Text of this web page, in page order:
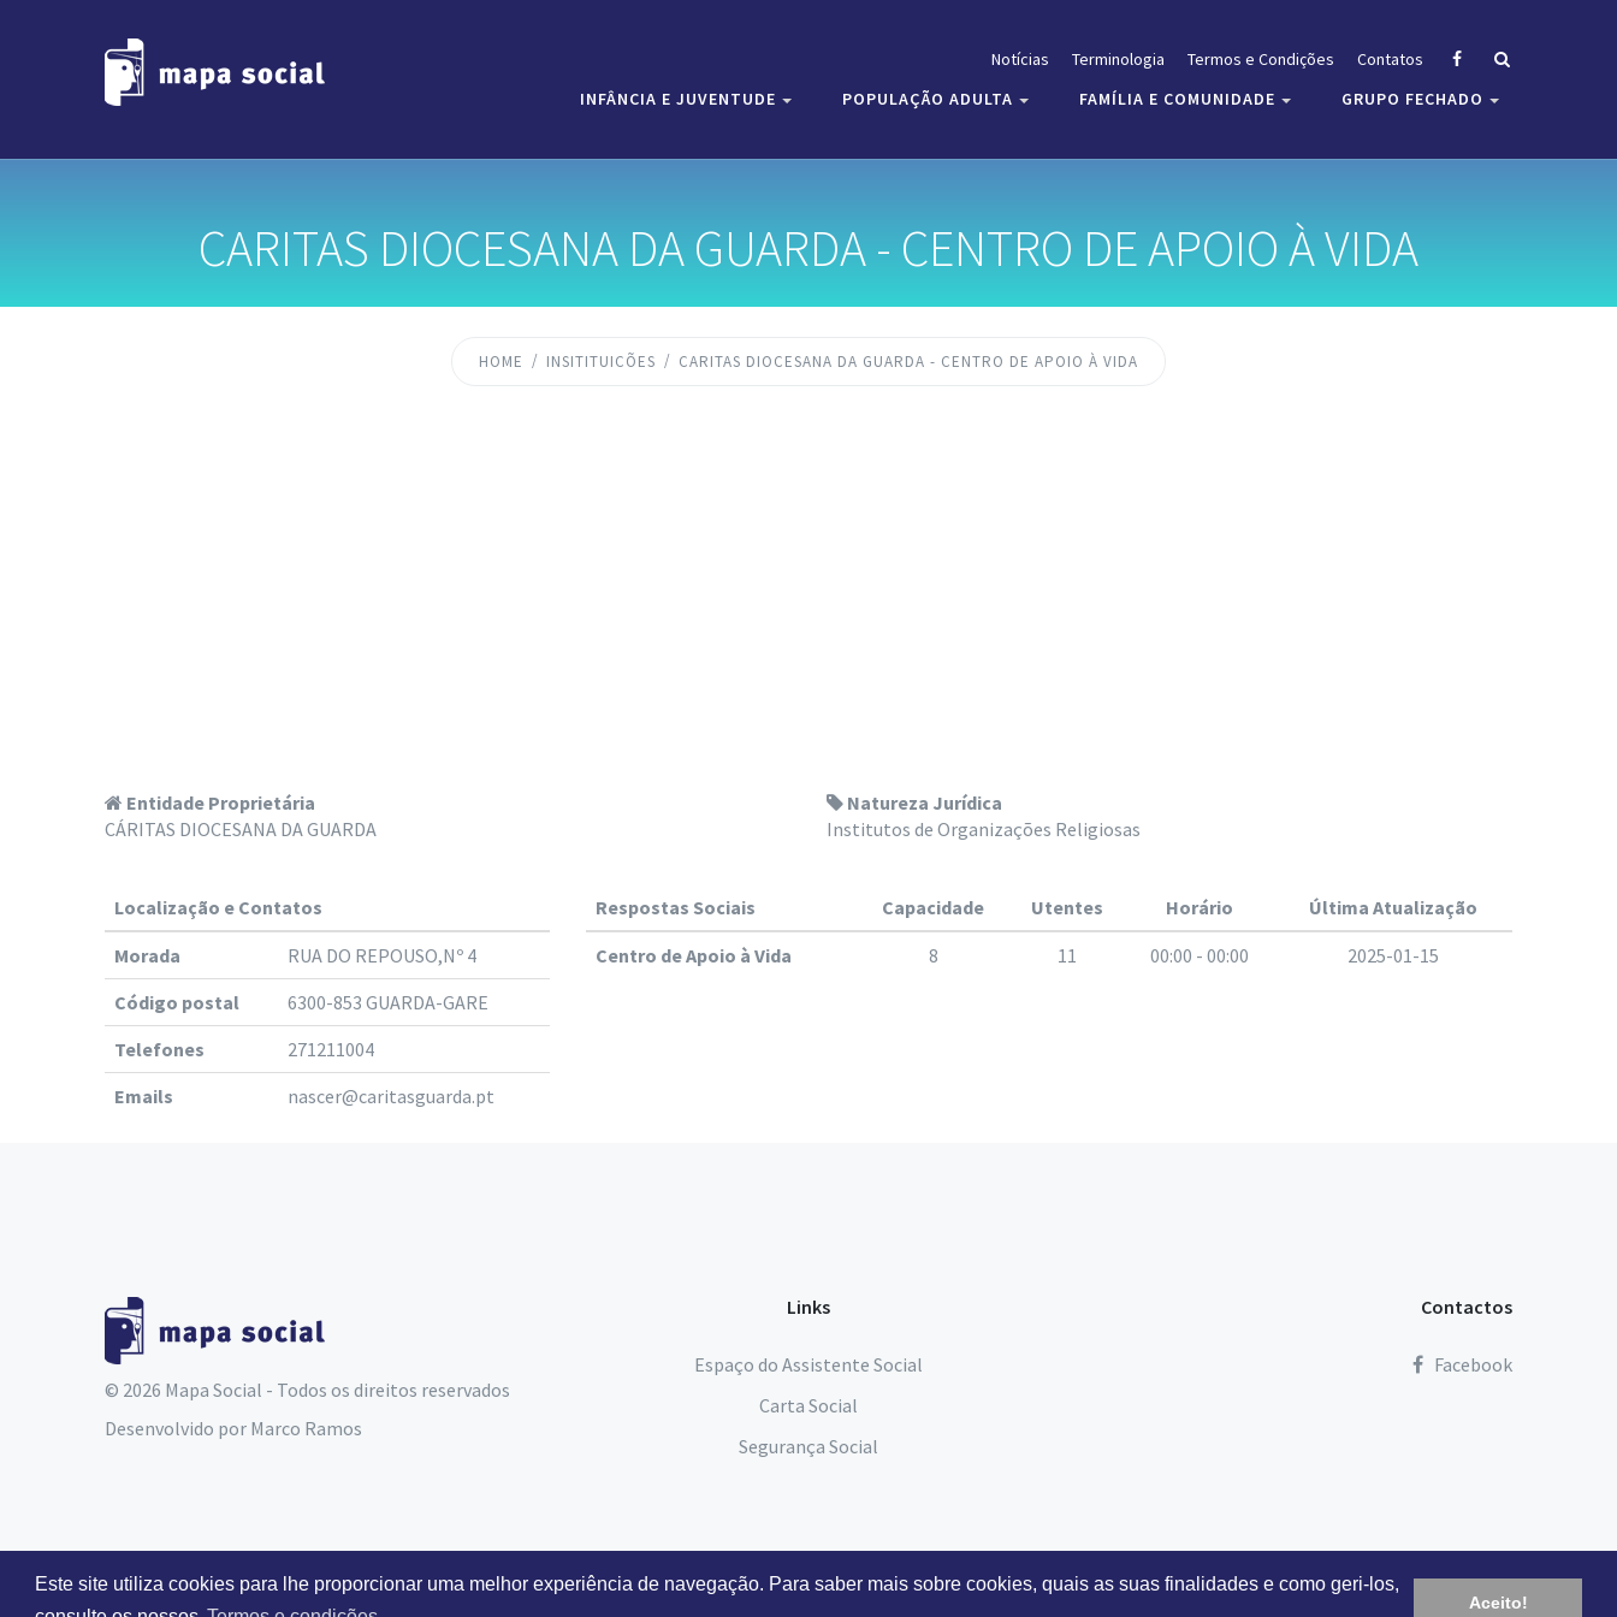
Este site utiliza cookies para lhe proporcionar uma melhor experiência de navegação. Para saber mais sobre cookies, quais as suas finalidades e como geri-los,
Aceito!
Notícias Terminologia Termos e Condições
Contatos
INFÂNCIA E JUVENTUDE
POPULAÇÃO ADULTA FAMÍLIA E COMUNIDADE GRUPO FECHADO
CARITAS DIOCESANA DA GUARDA - CENTRO DE APOIO À VIDA
HOME INSITITUICÕES CARITAS DIOCESANA DA GUARDA - CENTRO DE APOIO À VIDA
Entidade Proprietária
CÁRITAS DIOCESANA DA GUARDA
Natureza Jurídica
Institutos de Organizações Religiosas
Localização e Contatos
Morada
RUA DO REPOUSO,Nº 4
Código postal
6300-853 GUARDA-GARE
Telefones
271211004
Emails
nascer@caritasguarda.pt
Respostas Sociais Capacidade Utentes Horário
Última Atualização
Centro de Apoio à Vida
8 11 00:00 - 00:00 2025-01-15
© 2026 Mapa Social - Todos os direitos reservados
Desenvolvido por Marco Ramos
Links
Espaço do Assistente Social
Carta Social
Segurança Social
Contactos
Facebook